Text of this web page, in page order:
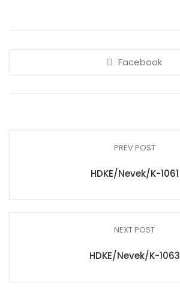
Facebook
PREV POST
HDKE/Nevek/K-1061
NEXT POST
HDKE/Nevek/K-1063